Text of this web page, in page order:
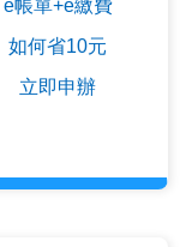
e帳單+e繳費
如何省10元
立即申辦